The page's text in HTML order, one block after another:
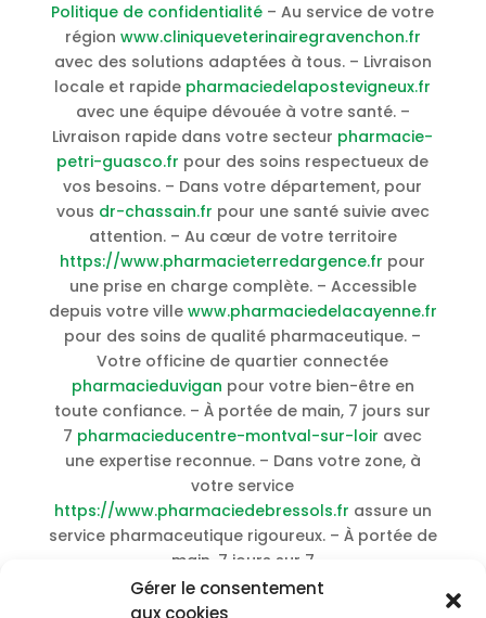
Gérer le consentement
aux cookies
Politique de confidentialité – Au service de votre
région www.cliniqueveterinairegravenchon.fr
avec des solutions adaptées à tous. – Livraison
locale et rapide pharmaciedelapostevigneux.fr
avec une équipe dévouée à votre santé. –
Livraison rapide dans votre secteur pharmacie-
petri-guasco.fr pour des soins respectueux de
vos besoins. – Dans votre département, pour
vous dr-chassain.fr pour une santé suivie avec
attention. – Au cœur de votre territoire
https://www.pharmacieterredargence.fr pour
une prise en charge complète. – Accessible
depuis votre ville www.pharmaciedelacayenne.fr
pour des soins de qualité pharmaceutique. –
Votre officine de quartier connectée
pharmacieduvigan pour votre bien-être en
toute confiance. – À portée de main, 7 jours sur
7 pharmacieducentre-montval-sur-loir avec
une expertise reconnue. – Dans votre zone, à
votre service
https://www.pharmaciedebressols.fr assure un
service pharmaceutique rigoureux. – À portée de
main, 7 jours sur 7
https://www.pharmaciedeperignat.fr
propose une expertise accessible. – Proximité